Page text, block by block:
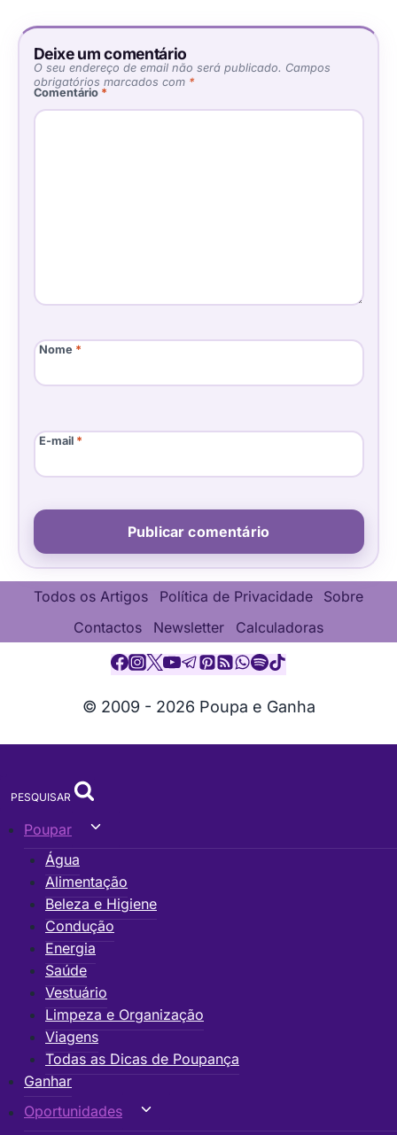
Deixe um comentário
O seu endereço de email não será publicado. Campos
obrigatórios marcados com *
Comentário *
Nome *
E-mail *
Todos os Artigos Política de Privacidade
Sobre
Contactos
Newsletter Calculadoras
© 2009 - 2026 Poupa e Ganha
PESQUISAR
Poupar
Alternar
menu
filho
Água
Alimentação
Beleza e Higiene
Condução
Energia
Saúde
Vestuário
Limpeza e Organização
Viagens
Todas as Dicas de Poupança
Ganhar
Oportunidades
Alternar